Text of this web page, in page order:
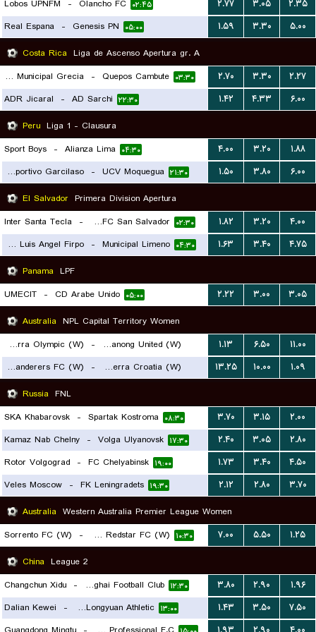
Lobos UPNFM - Olancho FC ۰۲:۴۵ ۲.۷۷ ۳.۰۵
۲.۳۵
Real Espana - Genesis PN ۰۵:۰۰ ۱.۵۹ ۳.۳۰
۵.۰۰
Costa Rica Liga de Ascenso Apertura gr. A
AD Municipal Grecia
- Quepos Cambute ۰۳:۳۰ ۲.۷۰ ۳.۳۰
۲.۲۷
ADR Jicaral - AD Sarchi ۲۲:۳۰ ۱.۴۲ ۴.۳۳
۶.۰۰
Peru Liga 1 - Clausura
Sport Boys - Alianza Lima ۰۴:۳۰ ۴.۰۰ ۳.۲۰
۱.۸۸
Deportivo Garcilaso
- UCV Moquegua ۲۱:۳۰ ۱.۵۰ ۳.۸۰
۶.۰۰
El Salvador Primera Division Apertura
Inter Santa Tecla - Alianza FC San Salvador ۰۲:۳۰ ۱.۸۲ ۳.۲۰
۴.۰۰
CD Luis Angel Firpo
- Municipal Limeno ۰۴:۳۰ ۱.۶۳ ۳.۴۰
۴.۷۵
Panama LPF
UMECIT - CD Arabe Unido ۰۵:۰۰ ۲.۲۲ ۳.۰۰
۳.۰۵
Australia NPL Capital Territory Women
Canberra Olympic (W)
- Tuggeranong United (W)
۰۸:۰۰
۱.۱۳ ۶.۵۰
۱۱.۰۰
West Canberra Wanderers FC (W)
- Canberra Croatia (W)
۰۷:۳۰
۱۳.۲۵ ۱۰.۰۰
۱.۰۹
Russia FNL
SKA Khabarovsk - Spartak Kostroma ۰۸:۳۰ ۳.۷۰ ۳.۱۵
۲.۰۰
Kamaz Nab Chelny - Volga Ulyanovsk ۱۷:۳۰ ۲.۴۰ ۳.۰۵
۲.۸۰
Rotor Volgograd - FC Chelyabinsk ۱۹:۰۰ ۱.۷۳ ۳.۴۰
۴.۵۰
Veles Moscow - FK Leningradets ۱۹:۳۰ ۲.۱۲ ۲.۸۰
۳.۷۰
Australia Western Australia Premier League Women
Sorrento FC (W) - Perth Redstar FC (W) ۱۰:۳۰ ۷.۰۰ ۵.۵۰
۱.۲۵
China League 2
Changchun Xidu - Shanxi Chongde Ronghai Football Club ۱۲:۳۰ ۳.۸۰ ۲.۹۰
۱.۹۶
Dalian Kewei - Lanzhou Longyuan Athletic ۱۳:۰۰ ۱.۴۳ ۳.۵۰
۷.۵۰